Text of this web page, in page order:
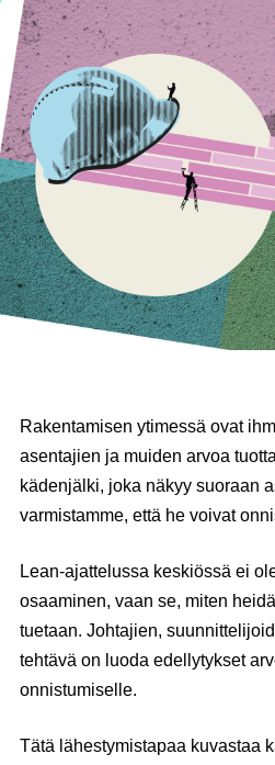
Rakentamisen ytimessä ovat
asentajien ja muiden arvoa
kädenjälki, joka näkyy suoraan
varmistamme, että he voivat
Lean-ajattelussa keskiössä ei
osaaminen, vaan se, miten
tuetaan. Johtajien,
tehtävä on luoda edellytykset
onnistumiselle.
Tätä lähestymistapaa kuvastaa